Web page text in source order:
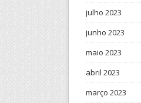
julho 2023
junho 2023
maio 2023
abril 2023
março 2023